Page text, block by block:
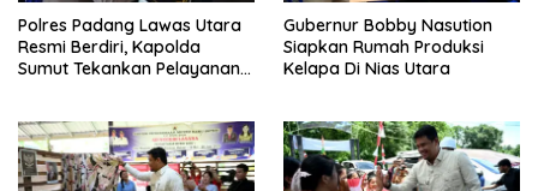
Polres Padang Lawas Utara
Resmi Berdiri, Kapolda
Sumut Tekankan Pelayanan
Gubernur Bobby Nasution
Siapkan Rumah Produksi
Kelapa Di Nias Utara